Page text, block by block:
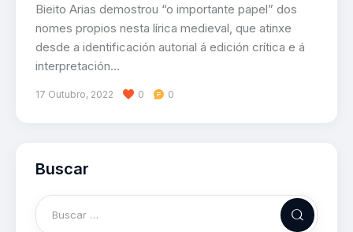
Bieito Arias demostrou “o importante papel” dos
nomes propios nesta lírica medieval, que atinxe
desde a identificación autorial á edición crítica e á
interpretación…
17 Outubro, 2022 0 0
Buscar